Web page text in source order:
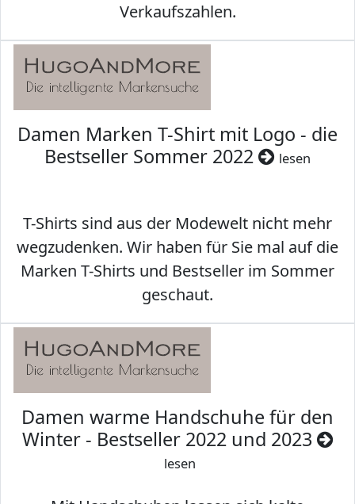
Verkaufszahlen.
Damen Marken T-Shirt mit Logo - die
Bestseller Sommer 2022
lesen
T-Shirts sind aus der Modewelt nicht mehr
wegzudenken. Wir haben für Sie mal auf die
Marken T-Shirts und Bestseller im Sommer
geschaut.
Damen warme Handschuhe für den
Winter - Bestseller 2022 und 2023
lesen